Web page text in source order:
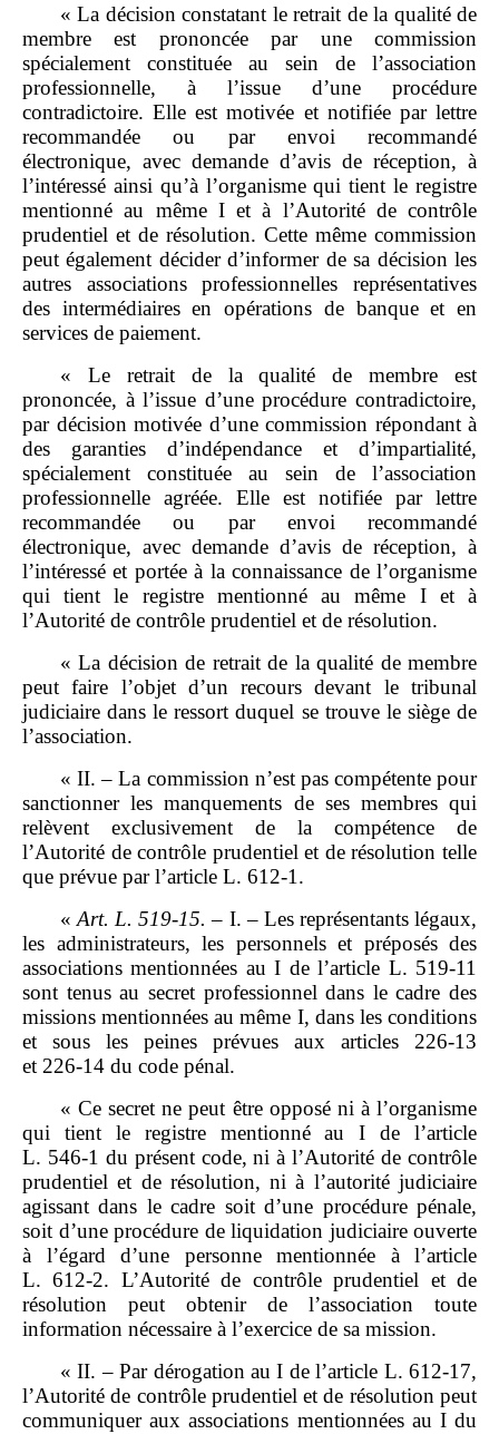
« La décision constatant le retrait de la qualité de
membre est prononcée par une commission
spécialement constituée au sein de l’association
professionnelle, à l’issue d’une procédure
contradictoire. Elle est motivée et notifiée par lettre
recommandée ou par envoi recommandé
électronique, avec demande d’avis de réception, à
l’intéressé ainsi qu’à l’organisme qui tient le registre
mentionné au même I et à l’Autorité de contrôle
prudentiel et de résolution. Cette même commission
peut également décider d’informer de sa décision les
autres associations professionnelles représentatives
des intermédiaires en opérations de banque et en
services de paiement.
« Le retrait de la qualité de membre est
prononcée, à l’issue d’une procédure contradictoire,
par décision motivée d’une commission répondant à
des garanties d’indépendance et d’impartialité,
spécialement constituée au sein de l’association
professionnelle agréée. Elle est notifiée par lettre
recommandée ou par envoi recommandé
électronique, avec demande d’avis de réception, à
l’intéressé et portée à la connaissance de l’organisme
qui tient le registre mentionné au même I et à
l’Autorité de contrôle prudentiel et de résolution.
« La décision de retrait de la qualité de membre
peut faire l’objet d’un recours devant le tribunal
judiciaire dans le ressort duquel se trouve le siège de
l’association.
« II. – La commission n’est pas compétente pour
sanctionner les manquements de ses membres qui
relèvent exclusivement de la compétence de
l’Autorité de contrôle prudentiel et de résolution telle
que prévue par l’article L. 612‑1.
«Art. L. 519‑15. – I. – Les représentants légaux,
les administrateurs, les personnels et préposés des
associations mentionnées au I de l’article L. 519‑11
sont tenus au secret professionnel dans le cadre des
missions mentionnées au même I, dans les conditions
et sous les peines prévues aux articles 226‑13
et 226‑14 du code pénal.
« Ce secret ne peut être opposé ni à l’organisme
qui tient le registre mentionné au I de l’article
L. 546‑1 du présent code, ni à l’Autorité de contrôle
prudentiel et de résolution, ni à l’autorité judiciaire
agissant dans le cadre soit d’une procédure pénale,
soit d’une procédure de liquidation judiciaire ouverte
à l’égard d’une personne mentionnée à l’article
L. 612‑2. L’Autorité de contrôle prudentiel et de
résolution peut obtenir de l’association toute
information nécessaire à l’exercice de sa mission.
« II. – Par dérogation au I de l’article L. 612‑17,
l’Autorité de contrôle prudentiel et de résolution peut
communiquer aux associations mentionnées au I du